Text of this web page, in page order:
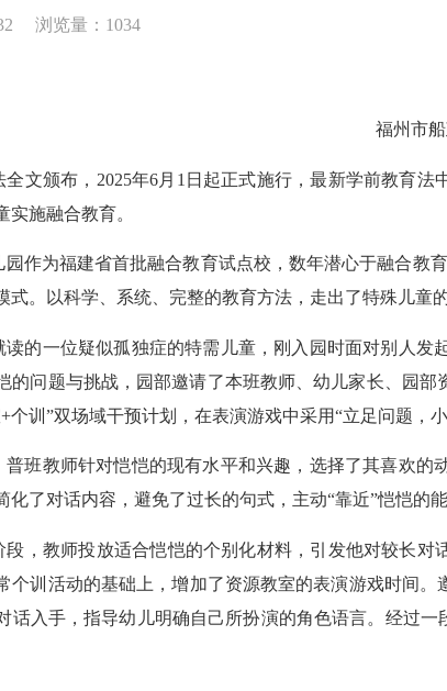
浏览量：1034
福州市
文颁布， 2025年6月 1 日起正式施行，最新学前教育法
实施融合教育。
园作为福建省首批融合教育试点校，数年潜心于融合教
式。以科学、系统、完整的教育方法，走出了特殊儿童
读的一位疑似孤独症的特需儿童，刚入园时面对别人
的问题与挑战，园部邀请了本班教师、幼儿家长、园
+个训”双场域干预计划，在表演游戏中采用“立足问题，
普班教师针对恺恺的现有水平和兴趣，选择了其喜欢
化了对话内容，避免了过长的句式，主动“靠近”恺恺的
段，教师投放适合恺恺的个别化材料，引发他对较长
个训活动的基础上，增加了资源教室的表演游戏时
话入手，指导幼儿明确自己所扮演的角色语言。经过